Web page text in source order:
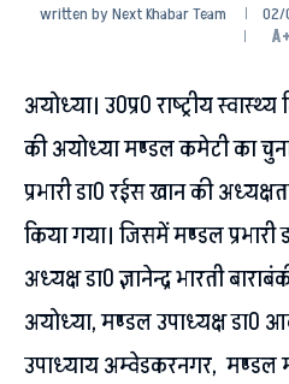
written byNext Khabar Team 02/
A+
अयोध्या। उ0प्र0 राष्ट्रीय
की अयोध्या मण्डल कमेटी का
प्रभारी डा0 रईस खान की
किया गया। जिसमें मण्डल
अध्यक्ष डा0 ज्ञानेन्द्र भारती
अयोध्या, मण्डल उपाध्यक्ष डा0
उपाध्याय अम्वेडकरनगर, मण्डल